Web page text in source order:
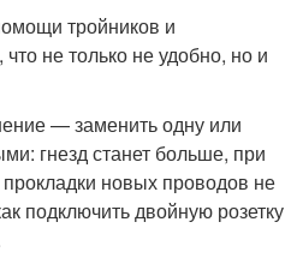
тройников и
не только не удобно, но и
— заменить одну или
гнезд станет больше, при
новых проводов не
подключить двойную розетку